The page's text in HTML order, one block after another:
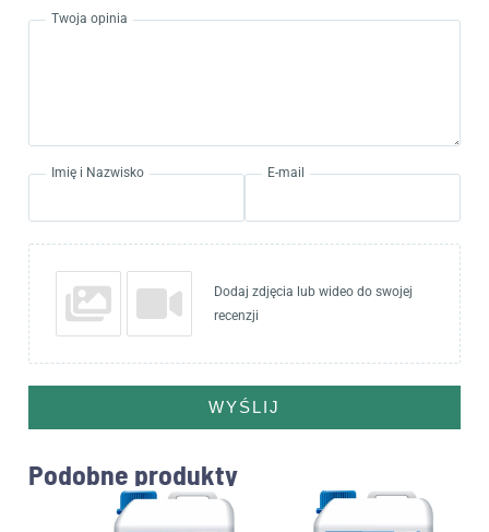
Twoja opinia
Imię i Nazwisko E-mail
Dodaj zdjęcia lub wideo do swojej
recenzji
WYŚLIJ
Podobne produkty
Ten
Ten